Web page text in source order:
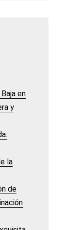
en
y
la
de